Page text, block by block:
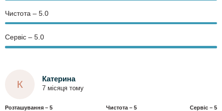
Чистота – 5.0
Сервіс – 5.0
К Катерина
7 місяця тому
Розташування – 5 Чистота – 5 Сервіс – 5